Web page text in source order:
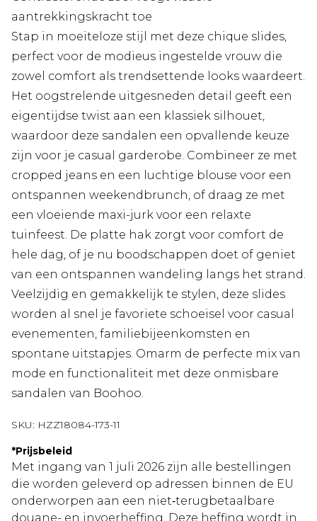
aantrekkingskracht toe
Stap in moeiteloze stijl met deze chique slides,
perfect voor de modieus ingestelde vrouw die
zowel comfort als trendsettende looks waardeert.
Het oogstrelende uitgesneden detail geeft een
eigentijdse twist aan een klassiek silhouet,
waardoor deze sandalen een opvallende keuze
zijn voor je casual garderobe. Combineer ze met
cropped jeans en een luchtige blouse voor een
ontspannen weekendbrunch, of draag ze met
een vloeiende maxi-jurk voor een relaxte
tuinfeest. De platte hak zorgt voor comfort de
hele dag, of je nu boodschappen doet of geniet
van een ontspannen wandeling langs het strand.
Veelzijdig en gemakkelijk te stylen, deze slides
worden al snel je favoriete schoeisel voor casual
evenementen, familiebijeenkomsten en
spontane uitstapjes. Omarm de perfecte mix van
mode en functionaliteit met deze onmisbare
sandalen van Boohoo.
SKU: HZZ18084-173-11
*Prijsbeleid
Met ingang van 1 juli 2026 zijn alle bestellingen
die worden geleverd op adressen binnen de EU
onderworpen aan een niet‑terugbetaalbare
douane- en invoerheffing. Deze heffing wordt in